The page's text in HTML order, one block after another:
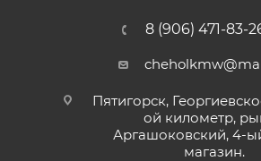
8 (906) 471-83-
Пятигорск,
ой километр,
Аргашоковский, 4-
магазин.